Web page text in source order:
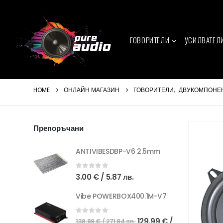
ГОВОРИТЕЛИ
HOME ОНЛАЙН МАГАЗИН ГОВОРИТЕЛИ,
Препоръчани
ANTIVIBESDBP-V6 2.5mm
0out of 5
3.00 €/ 5.87 лв.
Vibe POWERBOX400.1M-V7
0out of 5
138.99€/ 271.84 лв.Original